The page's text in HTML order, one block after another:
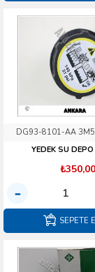
DG93-8101-AA
YEDEK SU
₺350,00
SEPETE